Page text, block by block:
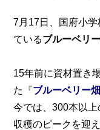
7月17日、国府小
ているブルーベリ
15年前に資材置き
た『ブルーベリー畑
今では、300本以
収穫のピークを迎え